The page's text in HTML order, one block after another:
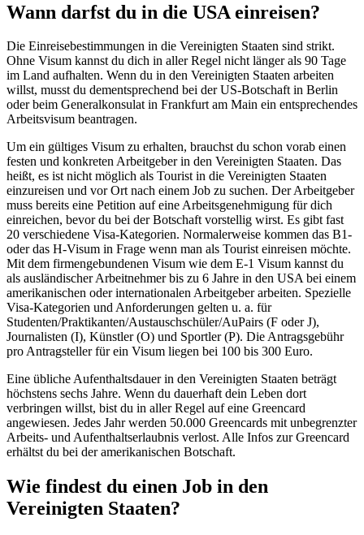
Wann darfst du in die USA einreisen?
Die Einreisebestimmungen in die Vereinigten Staaten sind strikt.
Ohne Visum kannst du dich in aller Regel nicht länger als 90 Tage
im Land aufhalten. Wenn du in den Vereinigten Staaten arbeiten
willst, musst du dementsprechend bei der US-Botschaft in Berlin
oder beim Generalkonsulat in Frankfurt am Main ein entsprechendes
Arbeitsvisum beantragen.
Um ein gültiges Visum zu erhalten, brauchst du schon vorab einen
festen und konkreten Arbeitgeber in den Vereinigten Staaten. Das
heißt, es ist nicht möglich als Tourist in die Vereinigten Staaten
einzureisen und vor Ort nach einem Job zu suchen. Der Arbeitgeber
muss bereits eine Petition auf eine Arbeitsgenehmigung für dich
einreichen, bevor du bei der Botschaft vorstellig wirst. Es gibt fast
20 verschiedene Visa-Kategorien. Normalerweise kommen das B1-
oder das H-Visum in Frage wenn man als Tourist einreisen möchte.
Mit dem firmengebundenen Visum wie dem E-1 Visum kannst du
als ausländischer Arbeitnehmer bis zu 6 Jahre in den USA bei einem
amerikanischen oder internationalen Arbeitgeber arbeiten. Spezielle
Visa-Kategorien und Anforderungen gelten u. a. für
Studenten/Praktikanten/Austauschschüler/AuPairs (F oder J),
Journalisten (I), Künstler (O) und Sportler (P). Die Antragsgebühr
pro Antragsteller für ein Visum liegen bei 100 bis 300 Euro.
Eine übliche Aufenthaltsdauer in den Vereinigten Staaten beträgt
höchstens sechs Jahre. Wenn du dauerhaft dein Leben dort
verbringen willst, bist du in aller Regel auf eine Greencard
angewiesen. Jedes Jahr werden 50.000 Greencards mit unbegrenzter
Arbeits- und Aufenthaltserlaubnis verlost. Alle Infos zur Greencard
erhältst du bei der amerikanischen Botschaft.
Wie findest du einen Job in den
Vereinigten Staaten?